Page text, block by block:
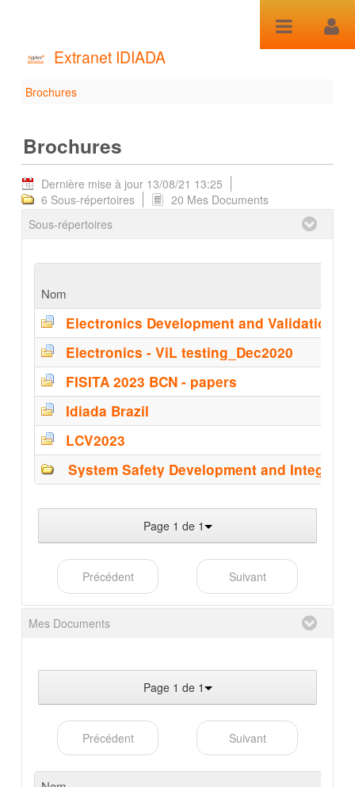
Extranet IDIADA
Brochures - Brochures
Brochures
Brochures
Dernière mise à jour 13/08/21 13:25
6 Sous-répertoires
20 Mes Documents
Sous-répertoires
Nom
Electronics - ViL testing_Dec2020
FISITA 2023 BCN - papers
Idiada Brazil
LCV2023
System Safety Development and
Page 1 de 1
Précédent Suivant
Mes Documents
Page 1 de 1
Précédent Suivant